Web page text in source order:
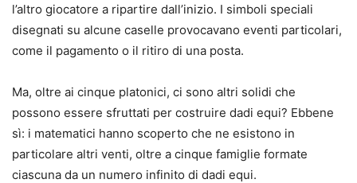
l’altro giocatore a ripartire dall’inizio. I simboli speciali
disegnati su alcune caselle provocavano eventi particolari,
come il pagamento o il ritiro di una posta.
Ma, oltre ai cinque platonici, ci sono altri solidi che
possono essere sfruttati per costruire dadi equi? Ebbene
sì: i matematici hanno scoperto che ne esistono in
particolare altri venti, oltre a cinque famiglie formate
ciascuna da un numero infinito di dadi equi.